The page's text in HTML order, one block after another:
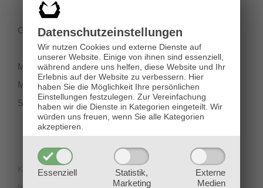
Datenschutz­einstellungen
Wir nutzen Cookies und externe Dienste auf
unserer Website. Einige von ihnen sind essenziell,
während andere uns helfen, diese Website und Ihr
Erlebnis auf der Website zu verbessern. Hier
haben Sie die Möglichkeit Ihre persönlichen
Einstellungen festzulegen. Zur Vereinfachung
haben wir die Dienste in Kategorien eingeteilt. Wir
würden uns freuen, wenn Sie alle Kategorien
akzeptieren.
Essenziell
Statistik,
Marketing
Externe
Medien
Getreidegasse 3, 9020 Klagenfurt
Montag-Dienstag 11:00 - 18:00
Mittwoch-Freitag 11:00-19:00
Samstag 12:00 - 18:00
Kontakt